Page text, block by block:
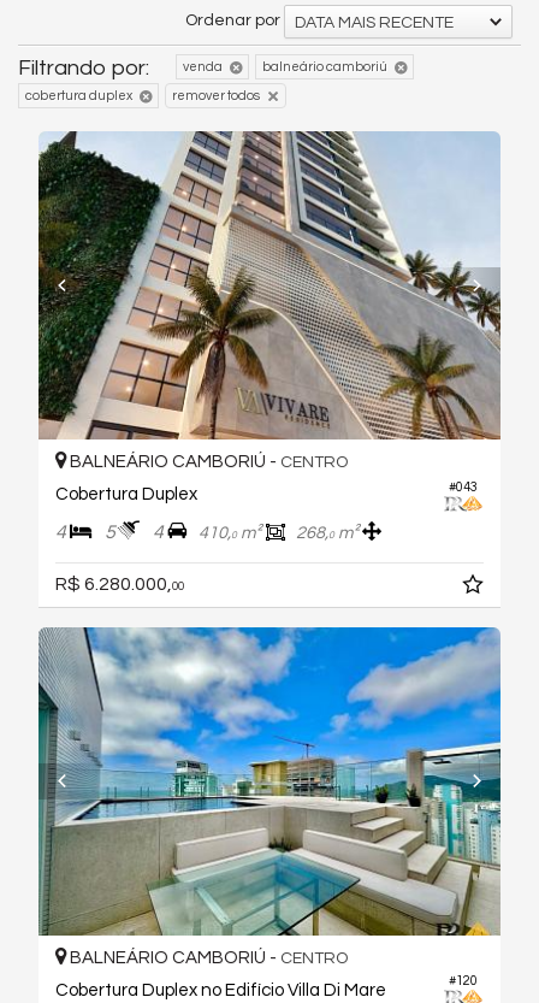
Ordenar por DATA MAIS RECENTE
Filtrando por: venda balneário camboriú
cobertura duplex remover todos
#043
BALNEÁRIO CAMBORIÚ - CENTRO
Cobertura Duplex
4 5 4 410,0m² 268,0m²
R$ 6.280.000, 00
#120
BALNEÁRIO CAMBORIÚ - CENTRO
Cobertura Duplex no Edifício Villa Di Mare